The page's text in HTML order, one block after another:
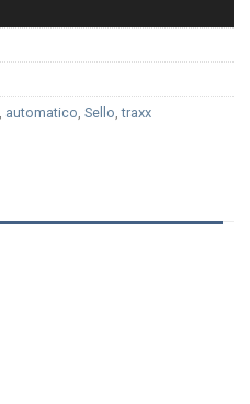
automatico Sello ,traxx